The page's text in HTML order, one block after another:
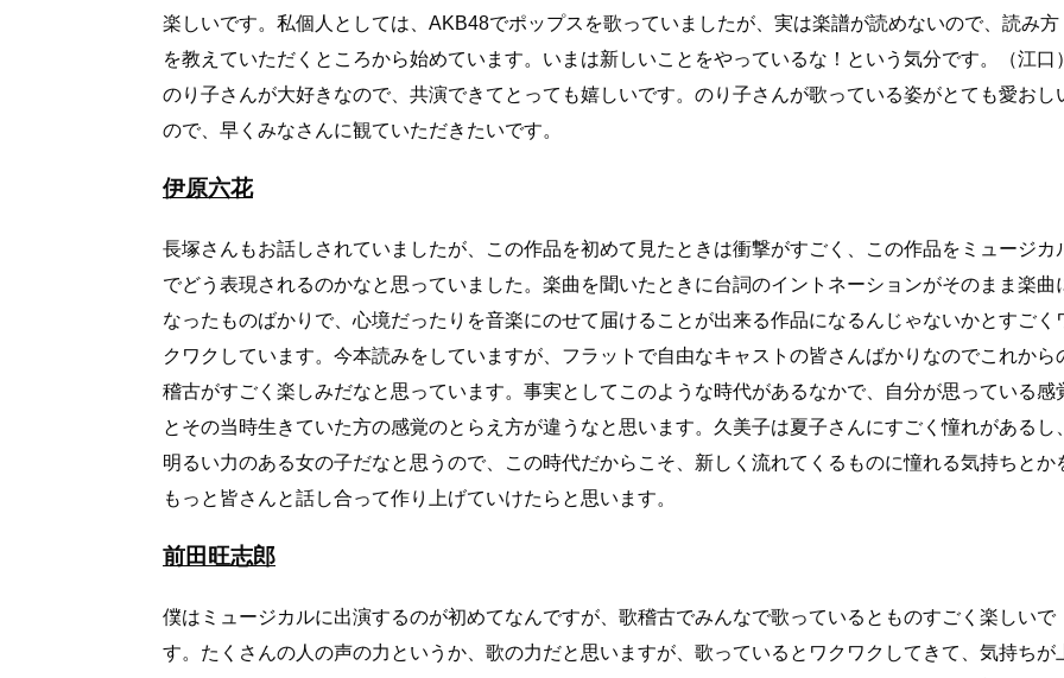
楽しいです。私個人としては、AKB48でポップスを歌っていましたが、実は楽譜が読めないので、読み方
を教えていただくところから始めています。いまは新しいことをやっているな！という気分です。（江口）
のり子さんが大好きなので、共演できてとっても嬉しいです。のり子さんが歌っている姿がとても愛おし
ので、早くみなさんに観ていただきたいです。
伊原六花
長塚さんもお話しされていましたが、この作品を初めて見たときは衝撃がすごく、この作品をミュージカ
でどう表現されるのかなと思っていました。楽曲を聞いたときに台詞のイントネーションがそのまま楽曲
なったものばかりで、心境だったりを音楽にのせて届けることが出来る作品になるんじゃないかとすごく
クワクしています。今本読みをしていますが、フラットで自由なキャストの皆さんばかりなのでこれから
稽古がすごく楽しみだなと思っています。事実としてこのような時代があるなかで、自分が思っている感
とその当時生きていた方の感覚のとらえ方が違うなと思います。久美子は夏子さんにすごく憧れがあるし、
明るい力のある女の子だなと思うので、この時代だからこそ、新しく流れてくるものに憧れる気持ちとか
もっと皆さんと話し合って作り上げていけたらと思います。
前田旺志郎
僕はミュージカルに出演するのが初めてなんですが、歌稽古でみんなで歌っているとものすごく楽しいで
す。たくさんの人の声の力というか、歌の力だと思いますが、歌っているとワクワクしてきて、気持ちが